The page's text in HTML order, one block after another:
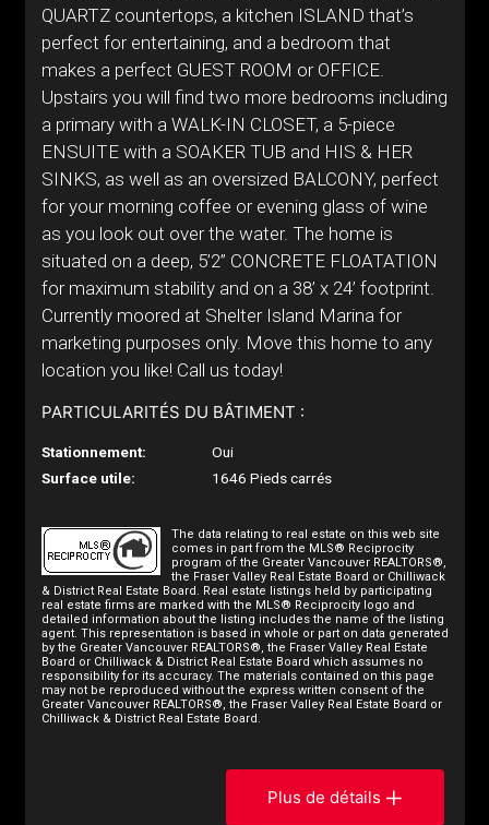
QUARTZ countertops, a kitchen ISLAND that’s
perfect for entertaining, and a bedroom that
makes a perfect GUEST ROOM or OFFICE.
Upstairs you will find two more bedrooms including
a primary with a WALK-IN CLOSET, a 5-piece
ENSUITE with a SOAKER TUB and HIS & HER
SINKS, as well as an oversized BALCONY, perfect
for your morning coffee or evening glass of wine
as you look out over the water. The home is
situated on a deep, 5’2” CONCRETE FLOATATION
for maximum stability and on a 38’ x 24’ footprint.
Currently moored at Shelter Island Marina for
marketing purposes only. Move this home to any
location you like! Call us today!
PARTICULARITÉS DU BÂTIMENT :
Stationnement:
Oui
Surface utile:
1646 Pieds carrés
The data relating to real estate on this web site
comes in part from the MLS® Reciprocity
program of the Greater Vancouver REALTORS®,
the Fraser Valley Real Estate Board or Chilliwack
& District Real Estate Board. Real estate listings held by participating
real estate firms are marked with the MLS® Reciprocity logo and
detailed information about the listing includes the name of the listing
agent. This representation is based in whole or part on data generated
by the Greater Vancouver REALTORS®, the Fraser Valley Real Estate
Board or Chilliwack & District Real Estate Board which assumes no
responsibility for its accuracy. The materials contained on this page
may not be reproduced without the express written consent of the
Greater Vancouver REALTORS®, the Fraser Valley Real Estate Board or
Chilliwack & District Real Estate Board.
Plus de détails